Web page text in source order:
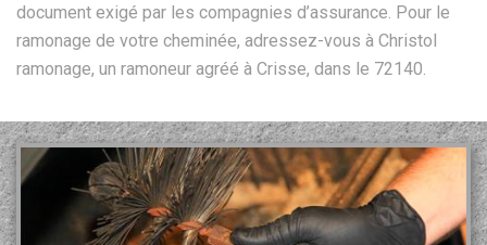
document exigé par les compagnies d’assurance. Pour le
ramonage de votre cheminée, adressez-vous à Christol
ramonage, un ramoneur agréé à Crisse, dans le 72140.